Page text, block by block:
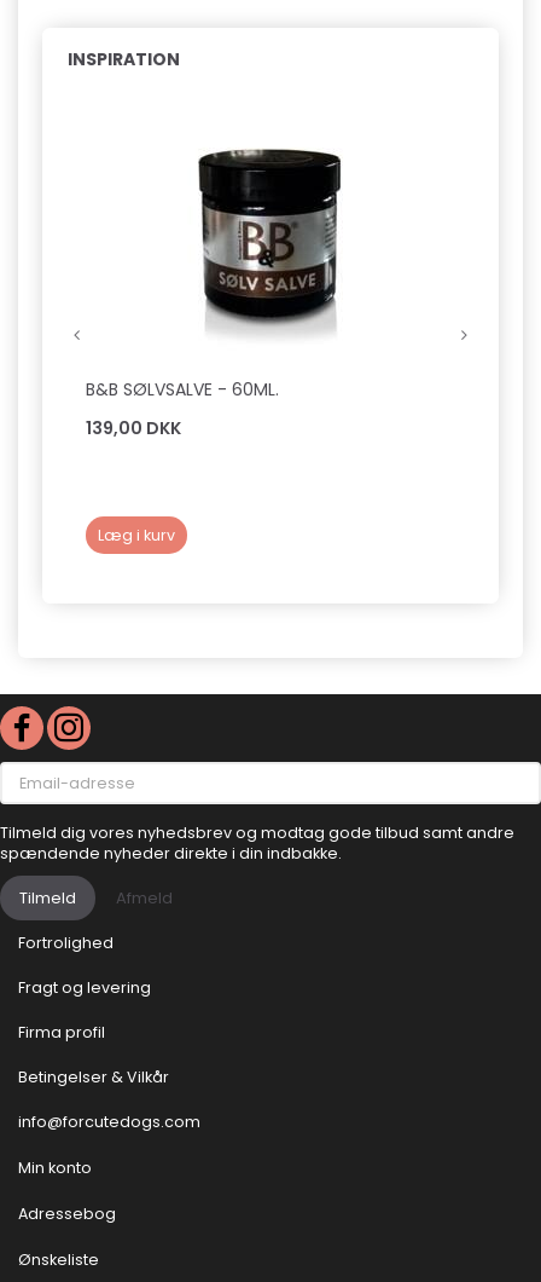
INSPIRATION
B&B SØLVSALVE - 60ML.
139,00 DKK
Læg i kurv
Email-
adresse
Tilmeld dig vores nyhedsbrev og modtag gode tilbud samt andre
spændende nyheder direkte i din indbakke.
Tilmeld Afmeld
Fortrolighed
Fragt og levering
Firma profil
Betingelser & Vilkår
info@forcutedogs.com
Min konto
Adressebog
Ønskeliste